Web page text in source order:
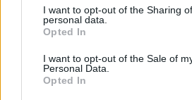
not limited to your visit or usage
grant or deny consent to Google and
use your data for below specified
consent section.
I want to opt-out of the Sharing
personal data.
Opted In
I want to opt-out of the Sale of
Personal Data.
Opted In